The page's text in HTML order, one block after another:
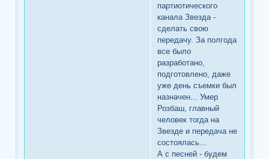
партиотического
канала Звезда -
сделать свою
передачу. За полгода
все было
разработано,
подготовлено, даже
уже день съемки был
назначен... Умер
Розбаш, главный
человек тогда на
Звезде и передача не
состоялась...
А с песней - будем